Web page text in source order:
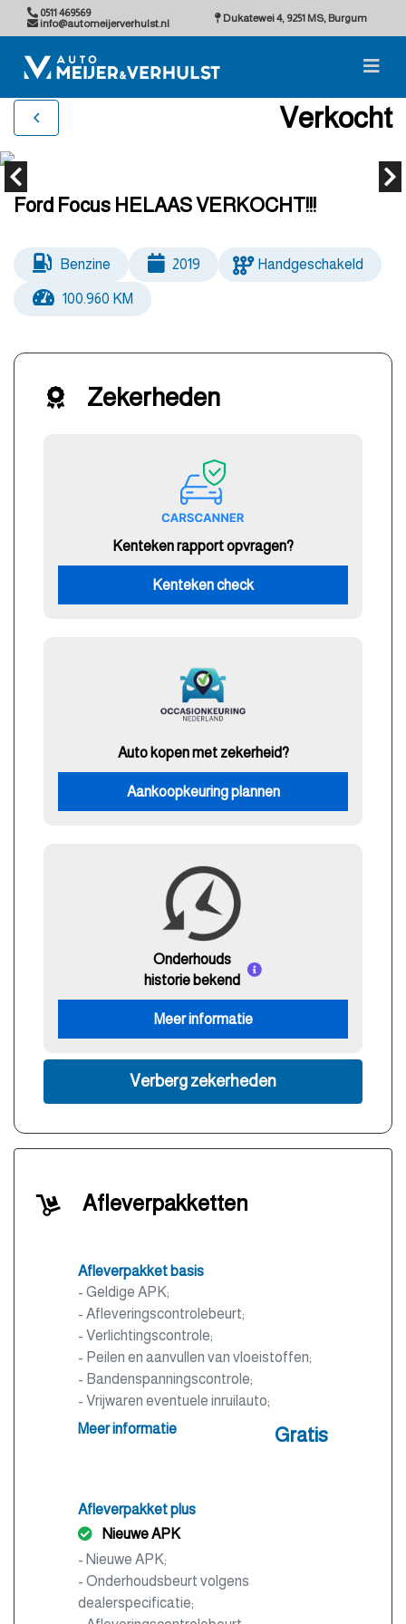
0511 469569
info@automeijerverhulst.nl
Dukatewei 4, 9251 MS, Burgum
Verkocht
Ford Focus HELAAS VERKOCHT!!!
Benzine 2019 Handgeschakeld
100.960 KM
Zekerheden
Kenteken rapport opvragen?
Kenteken check
Auto kopen met zekerheid?
Aankoopkeuring plannen
Onderhouds
historie bekend
Meer informatie
Verberg zekerheden
Afleverpakketten
Afleverpakket basis
- Geldige APK;
- Afleveringscontrolebeurt;
- Verlichtingscontrole;
- Peilen en aanvullen van vloeistoffen;
- Bandenspanningscontrole;
- Vrijwaren eventuele inruilauto;
- Auto is of wordt gepoetst.
Meer informatie Gratis
Afleverpakket plus
Nieuwe APK
- Nieuwe APK;
- Onderhoudsbeurt volgens
dealerspecificatie;